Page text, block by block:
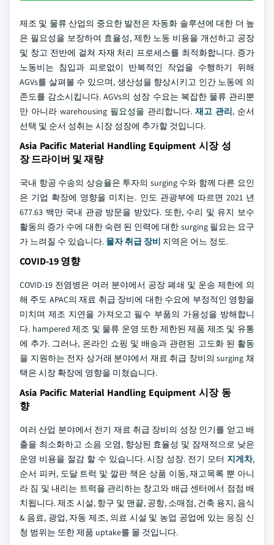
제조 및 물류 산업의 중요한 발전은 자동화 솔루션에 대한 더 높
은 필요성을 보장하여 효율성, 제한 노동 비용을 개선하고 공장
및 창고 전반에 걸쳐 자재 처리 프로세스를 최적화합니다. 증가
노동비는 침입과 피로없이 반복적인 작업을 수행하기 위해
AGVs를 살펴볼 수 있으며, 생산성을 향상시키고 인간 노동에 의
존도를 감소시킵니다. AGVs의 성장 수요는 복잡한 물류 관리뿐
만 아니라 warehousing 필요성을 관리합니다. 재고 관리, 순서
선택 및 순서 성취는 시장 성장에 추가할 것입니다.
Asia Pacific Material Handling Equipment 시장 성
장 드라이버 및 재량
국내 항공 수송의 상승율은 투자의 surging 수와 함께 다른 요인
은 기업 확장에 영향을 미치는. 인도 관광부에 따르면 2021 년
677.63 백만 국내 관광 방문을 받았다. 또한, 수리 및 유지 보수
활동의 증가 수에 대한 숙련 된 인력에 대한 surging 필요는 요구
가 느려질 수 있습니다. 물자 취급 장비 지역은 어느 정도.
COVID-19 영향
COVID-19 전염병은 여러 분야에서 공장 폐쇄 및 운송 제한에 의
해 주도 APAC의 재료 취급 장비에 대한 수요에 부정적인 영향을
미치며 제조 지연을 가져오고 필수 부품의 가용성을 방해합니
다. hampered 제조 및 물류 운영 또한 제한된 제품 제조 및 유통
에 추가. 그러나, 온라인 쇼핑 및 배송과 관련된 고도화 된 활동
을 지원하는 전자 상거래 분야에서 재료 취급 장비의 surging 채
택은 시장 확장에 영향을 미쳤습니다.
Asia Pacific Material Handling Equipment 시장 동
향
여러 산업 분야에서 전기 재료 취급 장비의 성장 인기를 얻고 배
출을 최소화하고 소음 오염, 향상된 효율성 및 잠재적으로 낮은
운영 비용을 절감 할 수 있습니다. 시장 성장. 전기 모터 지게차,
순서 피커, 도달 트럭 및 깔판 잭은 상품 이동, 재고목록 뿐 아니
라 짐 및 내리는 트럭을 관리하는 창고와 배급 센터에서 점점 배
치됩니다. 제조 시설, 항구 및 맨끝, 공항, 소매점, 건축 용지, 음식
& 음료, 광업, 자동 제조, 의료 시설 및 농업 공업에 있는 응징 신
청 범위는 또한 제품 uptake를 몰 것입니다.